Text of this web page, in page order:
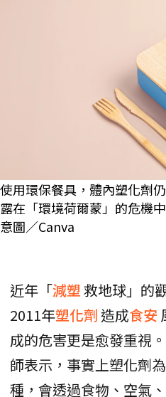
使用環保餐具，體內塑化劑
露在「環境荷爾蒙」的危機
意圖／Canva
近年「減塑救地球」的
2011年塑化劑造成食安
成的危害更是愈發重視
師表示，事實上塑化劑
種，會透過食物、空氣